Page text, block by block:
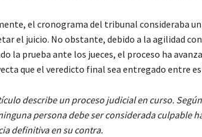
el cronograma del tribunal consideraba
el juicio. No obstante, debido a la agilidad
la prueba ante los jueces, el proceso ha
que el veredicto final sea entregado entre
describe un proceso judicial en curso.
persona debe ser considerada culpable
definitiva en su contra.